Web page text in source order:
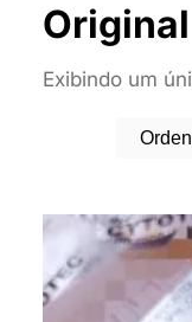
Exibindo um